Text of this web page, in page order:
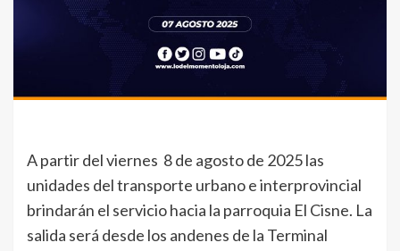
A partir del viernes 8 de agosto de 2025 las
unidades del transporte urbano e interprovincial
brindarán el servicio hacia la parroquia El Cisne. La
salida será desde los andenes de la Terminal